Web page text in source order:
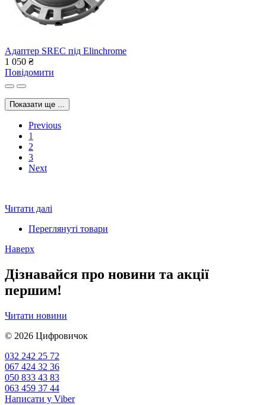
Адаптер SREC під Elinchrome
1 050 ₴
Повідомити
Показати ще ...
Previous
1
2
3
Next
Читати далі
Переглянуті товари
Наверх
Дізнавайся про новини та акції
першим!
Читати новини
© 2026 Цифровичок
032 242 25 72
067 424 32 36
050 833 43 83
063 459 37 44
Написати у Viber